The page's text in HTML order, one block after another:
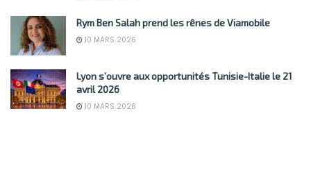
Rym Ben Salah prend les rênes de Viamobile
10 MARS 2026
Lyon s’ouvre aux opportunités Tunisie-Italie le 21
avril 2026
10 MARS 2026